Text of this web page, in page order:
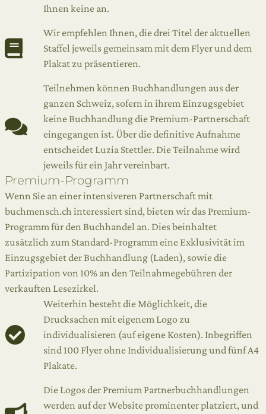
Ihnen keine an.
Wir empfehlen Ihnen, die drei Titel der aktuellen
Staffel jeweils gemeinsam mit dem Flyer und dem
Plakat zu präsentieren.
Teilnehmen können Buchhandlungen aus der
ganzen Schweiz, sofern in ihrem Einzugsgebiet
keine Buchhandlung die Premium-Partnerschaft
eingegangen ist. Über die definitive Aufnahme
entscheidet Luzia Stettler. Die Teilnahme wird
jeweils für ein Jahr vereinbart.
Premium-Programm
Wenn Sie an einer intensiveren Partnerschaft mit
buchmensch.ch interessiert sind, bieten wir das Premium-
Programm für den Buchhandel an. Dies beinhaltet
zusätzlich zum Standard-Programm eine Exklusivität im
Einzugsgebiet der Buchhandlung (Laden), sowie die
Partizipation von 10% an den Teilnahmegebühren der
verkauften Lesezirkel.
Weiterhin besteht die Möglichkeit, die
Drucksachen mit eigenem Logo zu
individualisieren (auf eigene Kosten). Inbegriffen
sind 100 Flyer ohne Individualisierung und fünf A4
Plakate.
Die Logos der Premium Partnerbuchhandlungen
werden auf der Website prominenter platziert, und